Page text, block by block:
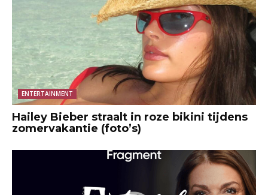
ENTERTAINMENT
Hailey Bieber straalt in roze bikini tijdens
zomervakantie (foto’s)